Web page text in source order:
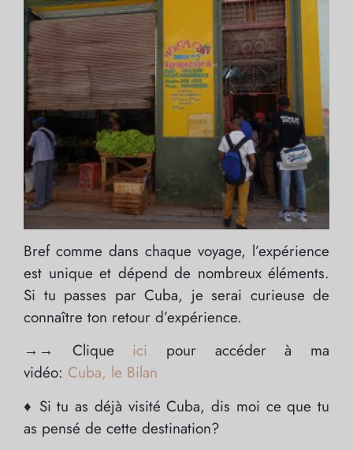
Bref comme dans chaque voyage, l’expérience
est unique et dépend de nombreux éléments.
Si tu passes par Cuba, je serai curieuse de
connaître ton retour d’expérience.
→→ Clique ici pour accéder à ma
vidéo: Cuba, le Bilan
♦ Si tu as déjà visité Cuba, dis moi ce que tu
as pensé de cette destination?